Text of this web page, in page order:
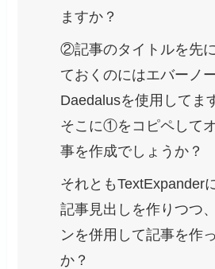
ますか？
②記事のタイトルを先
ておくのにはエバーノ
Daedalusを使用してま
そこに①をコピペして
事を作成でしょうか？
それともTextExpander
記事見出しを作りつつ
ンを併用して記事を作
か？